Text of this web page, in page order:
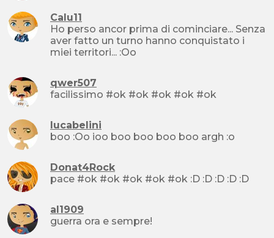
Calu11
Ho perso ancor prima di cominciare... Senza
aver fatto un turno hanno conquistato i
miei territori... :Oo
qwer507
facilissimo #ok #ok #ok #ok #ok
lucabelini
boo :Oo ioo boo boo boo boo argh :o
Donat4Rock
pace #ok #ok #ok #ok #ok :D :D :D :D :D
al1909
guerra ora e sempre!